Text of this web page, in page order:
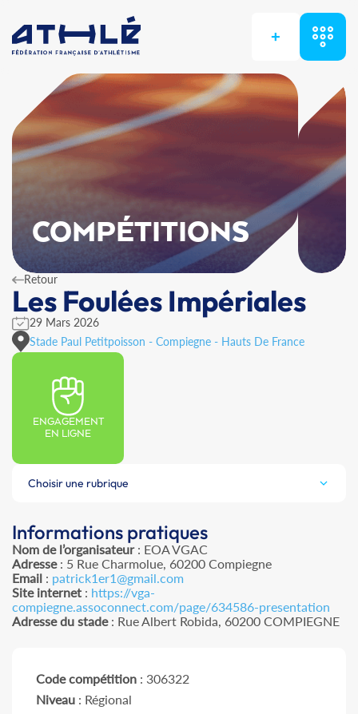
+
COMPÉTITIONS
Retour
Les Foulées Impériales
29 Mars 2026
Stade Paul Petitpoisson - Compiegne - Hauts De France
ENGAGEMENT
EN LIGNE
Choisir une rubrique
Informations pratiques
Nom de l’organisateur: EOA VGAC
Adresse: 5 Rue Charmolue, 60200 Compiegne
Email : patrick1er1@gmail.com
Site internet : https://vga-
compiegne.assoconnect.com/page/634586-presentation
Adresse du stade: Rue Albert Robida, 60200 COMPIEGNE
Code compétition : 306322
Niveau : Régional